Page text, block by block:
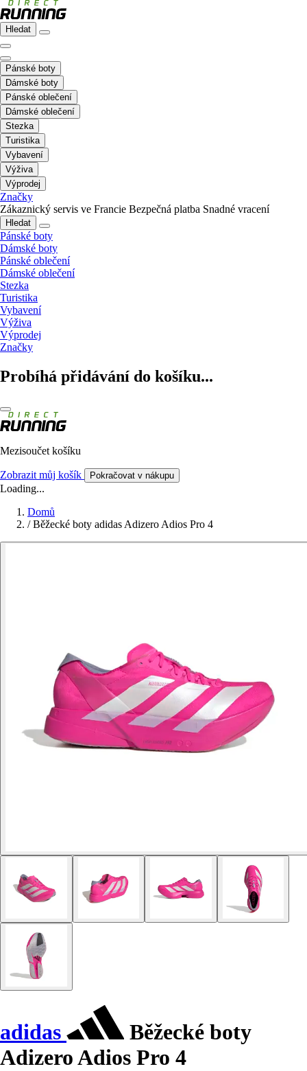
Hledat
Pánské boty
Dámské boty
Pánské oblečení
Dámské oblečení
Stezka
Turistika
Vybavení
Výživa
Výprodej
Značky
Zákaznický servis ve Francie Bezpečná platba Snadné vracení
Hledat
Pánské boty
Dámské boty
Pánské oblečení
Dámské oblečení
Stezka
Turistika
Vybavení
Výživa
Výprodej
Značky
Probíhá přidávání do košíku...
Mezisoučet košíku
Zobrazit můj košík Pokračovat v nákupu
Loading...
Domů
/ Běžecké boty adidas Adizero Adios Pro 4
adidas
Běžecké boty
Adizero Adios Pro 4